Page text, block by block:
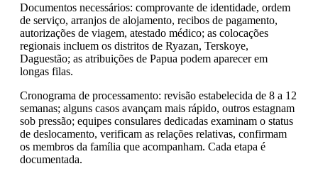
Documentos necessários: comprovante de identidade, ordem
de serviço, arranjos de alojamento, recibos de pagamento,
autorizações de viagem, atestado médico; as colocações
regionais incluem os distritos de Ryazan, Terskoye,
Daguestão; as atribuições de Papua podem aparecer em
longas filas.
Cronograma de processamento: revisão estabelecida de 8 a 12
semanas; alguns casos avançam mais rápido, outros estagnam
sob pressão; equipes consulares dedicadas examinam o status
de deslocamento, verificam as relações relativas, confirmam
os membros da família que acompanham. Cada etapa é
documentada.